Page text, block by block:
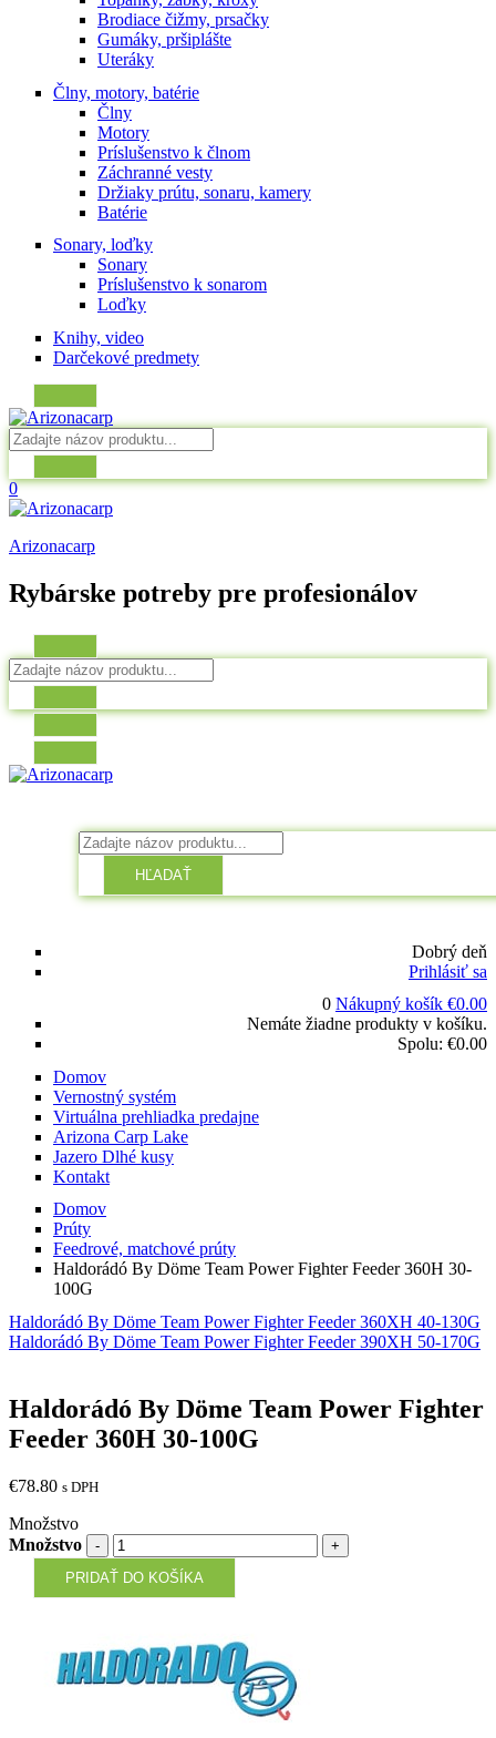
Brodiace čižmy, prsačky
Gumáky, pršiplášte
Uteráky
Člny, motory, batérie
Člny
Motory
Príslušenstvo k člnom
Záchranné vesty
Držiaky prútu, sonaru, kamery
Batérie
Sonary, loďky
Sonary
Príslušenstvo k sonarom
Loďky
Knihy, video
Darčekové predmety
0
Arizonacarp
Rybárske potreby pre profesionálov
HĽADAŤ
Dobrý deň
Prihlásiť sa
0 Nákupný košík €0.00
Nemáte žiadne produkty v košíku.
Spolu: €0.00
Domov
Vernostný systém
Virtuálna prehliadka predajne
Arizona Carp Lake
Jazero Dlhé kusy
Kontakt
Domov
Prúty
Feedrové, matchové prúty
Haldorádó By Döme Team Power Fighter Feeder 360H 30-
100G
Haldorádó By Döme Team Power Fighter Feeder 360XH 40-130G
Haldorádó By Döme Team Power Fighter Feeder 390XH 50-170G
Haldorádó By Döme Team Power Fighter
Feeder 360H 30-100G
€78.80 s DPH
Množstvo
Množstvo
PRIDAŤ DO KOŠÍKA